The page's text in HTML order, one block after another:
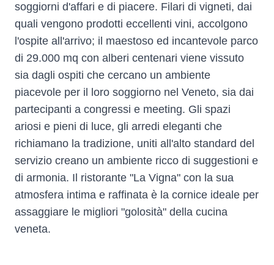
soggiorni d'affari e di piacere. Filari di vigneti, dai
quali vengono prodotti eccellenti vini, accolgono
l'ospite all'arrivo; il maestoso ed incantevole parco
di 29.000 mq con alberi centenari viene vissuto
sia dagli ospiti che cercano un ambiente
piacevole per il loro soggiorno nel Veneto, sia dai
partecipanti a congressi e meeting. Gli spazi
ariosi e pieni di luce, gli arredi eleganti che
richiamano la tradizione, uniti all'alto standard del
servizio creano un ambiente ricco di suggestioni e
di armonia. Il ristorante "La Vigna" con la sua
atmosfera intima e raffinata è la cornice ideale per
assaggiare le migliori "golosità" della cucina
veneta.